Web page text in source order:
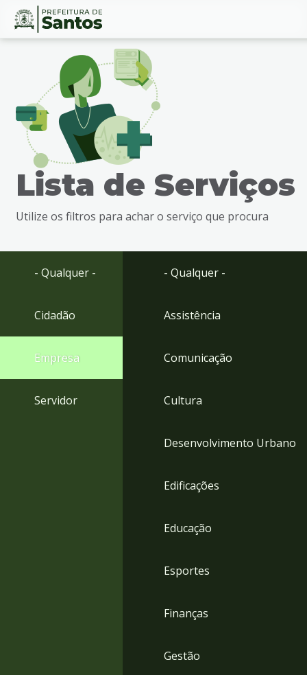
Ir
busca
Ir
Conteúdo
Lista de Serviços
Utilize os filtros para achar o serviço que procura
- Qualquer -
Cidadão
Empresa
Servidor
- Qualquer -
Assistência
Comunicação
Cultura
Desenvolvimento Urbano
Edificações
Educação
Esportes
Finanças
Gestão